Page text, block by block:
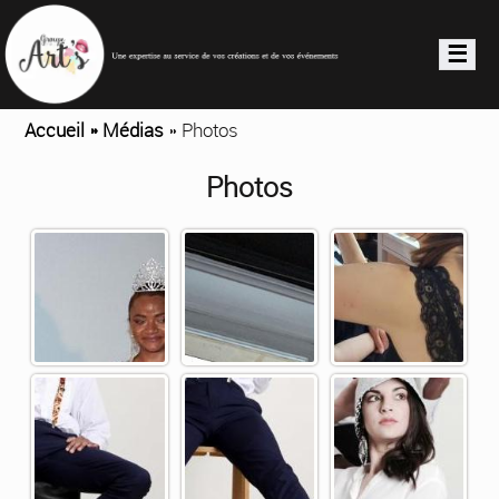
☰
Accueil » Médias » Photos
Photos